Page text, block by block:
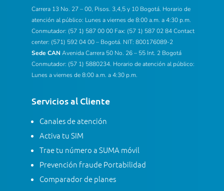
Carrera 13 No. 27 – 00, Pisos. 3,4,5 y 10 Bogotá. Horario de
atención al público: Lunes a viernes de 8:00 a.m. a 4:30 p.m.
Conmutador: (57 1) 587 00 00 Fax: (57 1) 587 02 84 Contact
center: (571) 592 04 00 – Bogotá. NIT: 800176089-2
Sede CAN Avenida Carrera 50 No. 26 – 55 Int. 2 Bogotá
Conmutador: (57 1) 5880234. Horario de atención al público:
Lunes a viernes de 8:00 a.m. a 4:30 p.m.
Servicios al Cliente
Canales de atención
Activa tu SIM
Trae tu número a SUMA móvil
Prevención fraude Portabilidad
Comparador de planes